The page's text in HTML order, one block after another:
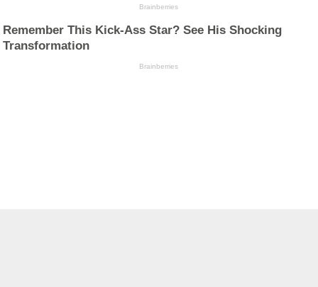
Brainberries
Remember This Kick-Ass Star? See His Shocking
Transformation
Brainberries